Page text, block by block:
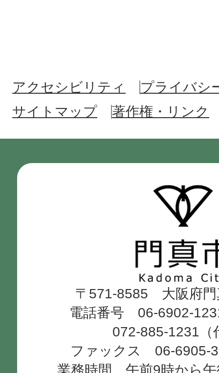
アクセシビリティ
プライバシ
サイトマップ
著作権・リンク
市
Kadoma
City
〒571-8585 大阪府門
電話番号 06-6902-
072-885-1231（
ファックス 06-6905-
業務時間 午前9時から午